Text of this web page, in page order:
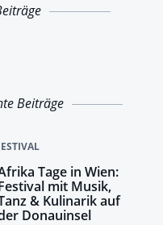
Beiträge
Tage in Wien:
mit Musik,
& Kulinarik auf
Donauinsel